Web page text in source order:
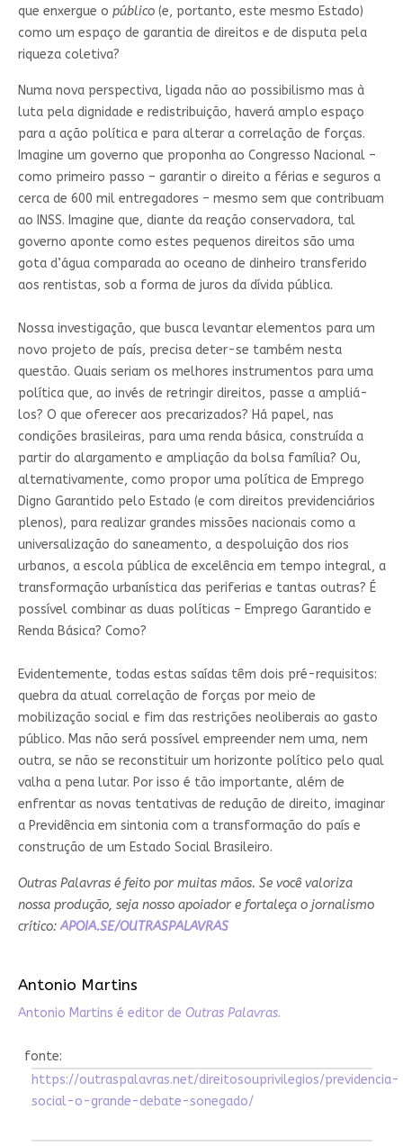
que enxergue o público (e, portanto, este mesmo Estado)
como um espaço de garantia de direitos e de disputa pela
riqueza coletiva?
Numa nova perspectiva, ligada não ao possibilismo mas à
luta pela dignidade e redistribuição, haverá amplo espaço
para a ação política e para alterar a correlação de forças.
Imagine um governo que proponha ao Congresso Nacional –
como primeiro passo – garantir o direito a férias e seguros a
cerca de 600 mil entregadores – mesmo sem que contribuam
ao INSS. Imagine que, diante da reação conservadora, tal
governo aponte como estes pequenos direitos são uma
gota d’água comparada ao oceano de dinheiro transferido
aos rentistas, sob a forma de juros da dívida pública.
Nossa investigação, que busca levantar elementos para um
novo projeto de país, precisa deter-se também nesta
questão. Quais seriam os melhores instrumentos para uma
política que, ao invés de retringir direitos, passe a ampliá-
los? O que oferecer aos precarizados? Há papel, nas
condições brasileiras, para uma renda básica, construída a
partir do alargamento e ampliação da bolsa família? Ou,
alternativamente, como propor uma política de Emprego
Digno Garantido pelo Estado (e com direitos previdenciários
plenos), para realizar grandes missões nacionais como a
universalização do saneamento, a despoluição dos rios
urbanos, a escola pública de excelência em tempo integral, a
transformação urbanística das periferias e tantas outras? É
possível combinar as duas políticas – Emprego Garantido e
Renda Básica? Como?
Evidentemente, todas estas saídas têm dois pré-requisitos:
quebra da atual correlação de forças por meio de
mobilização social e fim das restrições neoliberais ao gasto
público. Mas não será possível empreender nem uma, nem
outra, se não se reconstituir um horizonte político pelo qual
valha a pena lutar. Por isso é tão importante, além de
enfrentar as novas tentativas de redução de direito, imaginar
a Previdência em sintonia com a transformação do país e
construção de um Estado Social Brasileiro.
Outras Palavras é feito por muitas mãos. Se você valoriza
nossa produção, seja nosso apoiador e fortaleça o jornalismo
crítico: APOIA.SE/OUTRASPALAVRAS
Antonio Martins
Antonio Martins é editor de Outras Palavras.
fonte:
https://outraspalavras.net/direitosouprivilegios/previdencia-
social-o-grande-debate-sonegado/